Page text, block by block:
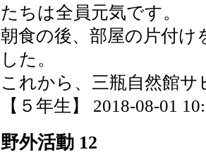
たちは全員元気です。
朝食の後、部屋の片付
した。
これから、三瓶自然館
【５年生】 2018-08-01
野外活動 12